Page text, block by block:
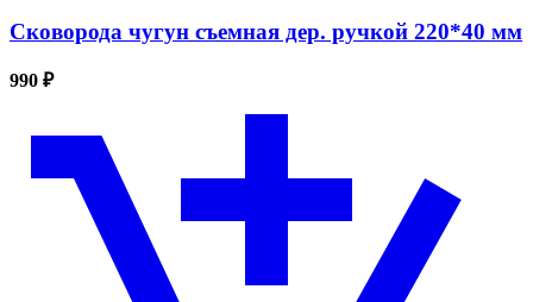
Сковорода чугун съемная дер. ручкой 220*40 мм
990 ₽